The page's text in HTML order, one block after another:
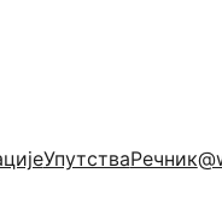
УпутстваРечник